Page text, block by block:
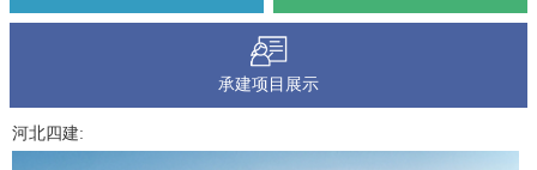
承建项目展示
河北四建: